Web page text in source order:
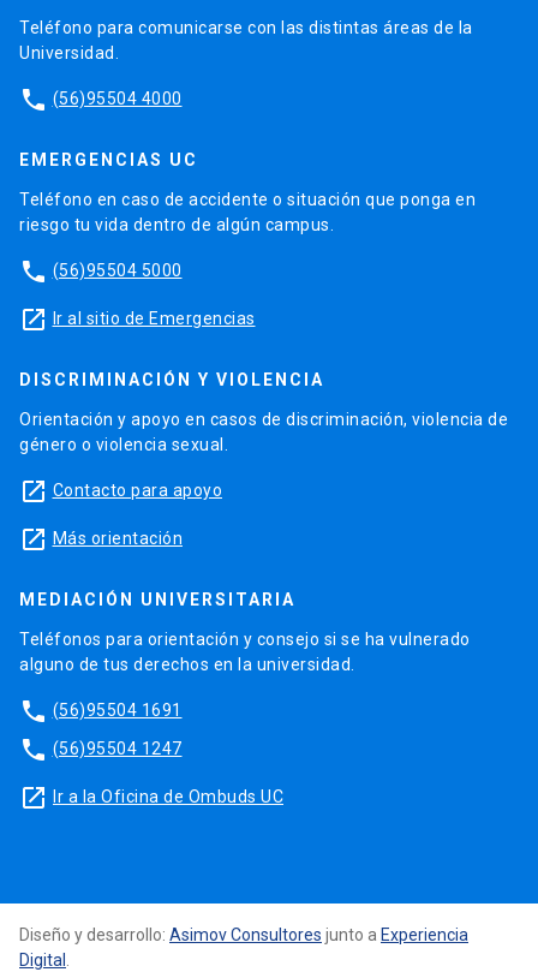
Teléfono para comunicarse con las distintas áreas de la
Universidad.
phone (56)95504 4000
EMERGENCIAS UC
Teléfono en caso de accidente o situación que ponga en
riesgo tu vida dentro de algún campus.
phone (56)95504 5000
launch Ir al sitio de Emergencias
DISCRIMINACIÓN Y VIOLENCIA
Orientación y apoyo en casos de discriminación, violencia de
género o violencia sexual.
launch Contacto para apoyo
launch Más orientación
MEDIACIÓN UNIVERSITARIA
Teléfonos para orientación y consejo si se ha vulnerado
alguno de tus derechos en la universidad.
phone (56)95504 1691
phone (56)95504 1247
launch Ir a la Oficina de Ombuds UC
Diseño y desarrollo: Asimov Consultores junto a Experiencia
Digital .